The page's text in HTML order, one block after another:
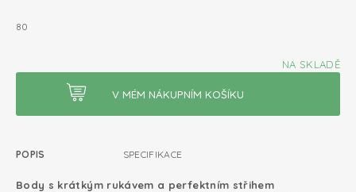
80
NA SKLADĚ
POPIS SPECIFIKACE
Body s krátkým rukávem a perfektním střihem